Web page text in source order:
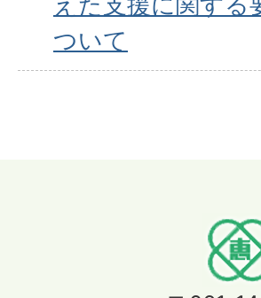
ついて